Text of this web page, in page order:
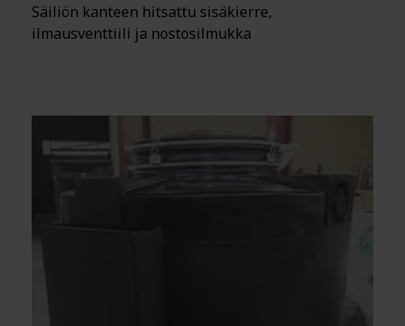
Säiliön kanteen hitsattu sisäkierre,
ilmausventtiili ja nostosilmukka